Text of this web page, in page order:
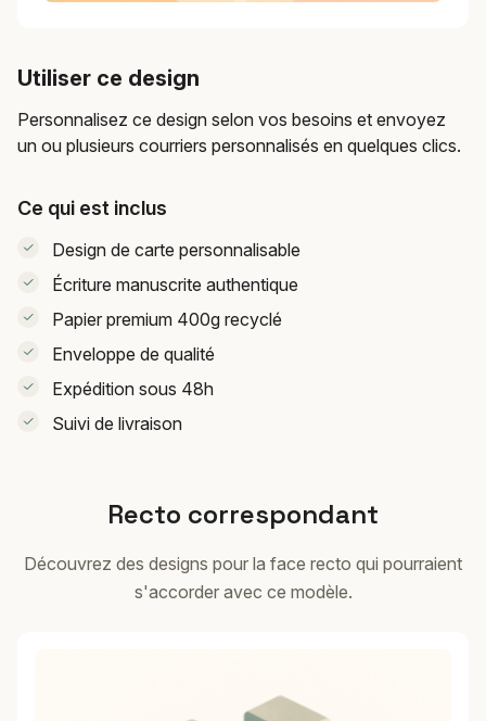
Utiliser ce design
Personnalisez ce design selon vos besoins et envoyez
un ou plusieurs courriers personnalisés en quelques clics.
Ce qui est inclus
Design de carte personnalisable
Écriture manuscrite authentique
Papier premium 400g recyclé
Enveloppe de qualité
Expédition sous 48h
Suivi de livraison
Recto correspondant
Découvrez des designs pour la face recto qui pourraient
s'accorder avec ce modèle.